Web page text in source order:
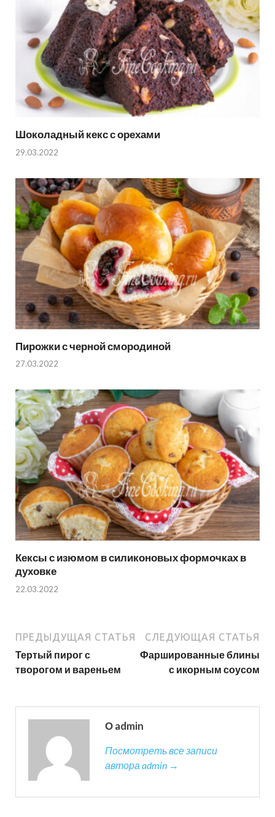
Шоколадный кекс с орехами
29.03.2022
Пирожки с черной смородиной
27.03.2022
Кексы с изюмом в силиконовых формочках в
духовке
22.03.2022
ПРЕДЫДУЩАЯ СТАТЬЯ
Тертый пирог с
творогом и вареньем
СЛЕДУЮЩАЯ СТАТЬЯ
Фаршированные блины
с икорным соусом
О admin
Посмотреть все записи
автора admin →